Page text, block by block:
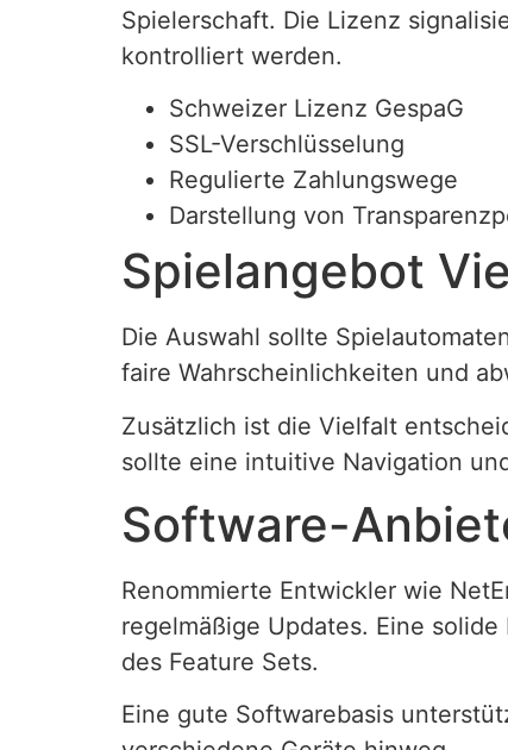
Spielerschaft. Die Lizenz
kontrolliert werden.
Schweizer Lizenz GespaG
SSL-Verschlüsselung
Regulierte Zahlungswege
Darstellung von
Spielangebot
Die Auswahl sollte
faire Wahrscheinlichkeiten und
Zusätzlich ist die Vielfalt
sollte eine intuitive Navigation
Software-
Renommierte Entwickler wie
regelmäßige Updates. Eine
des Feature Sets.
Eine gute Softwarebasis